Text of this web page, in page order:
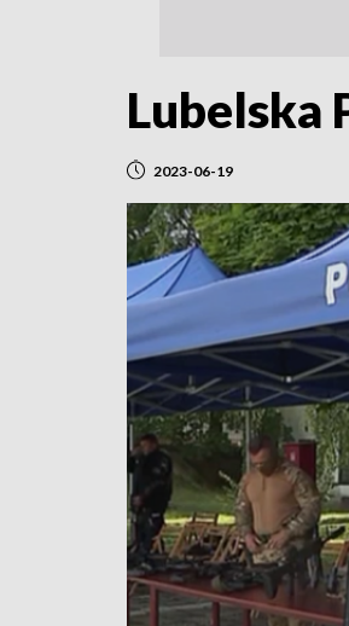
Lubelska
2023-06-19